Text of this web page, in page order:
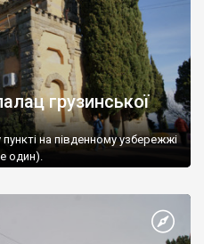
грузинської
на південному узбережжі
один).